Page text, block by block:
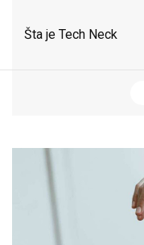
Šta je Tech Neck